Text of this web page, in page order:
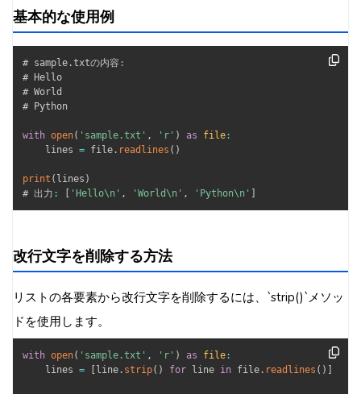
基本的な使用例
# sample .txtの内容 :
# Hello
# World
# Python
with open( 'sample.txt' , 'r' ) as file :
    lines
= file . readlines ( )
print ( lines )
# 出力 : 'Hello\n' , 'World\n' , 'Python\n'
改行文字を削除する方法
リストの各要素から改行文字を削除するには、`strip()`メソッ
ドを使用します。
with open( 'sample.txt' , 'r' ) as file :
    lines
= line . strip( ) for line in file . readlines ( )